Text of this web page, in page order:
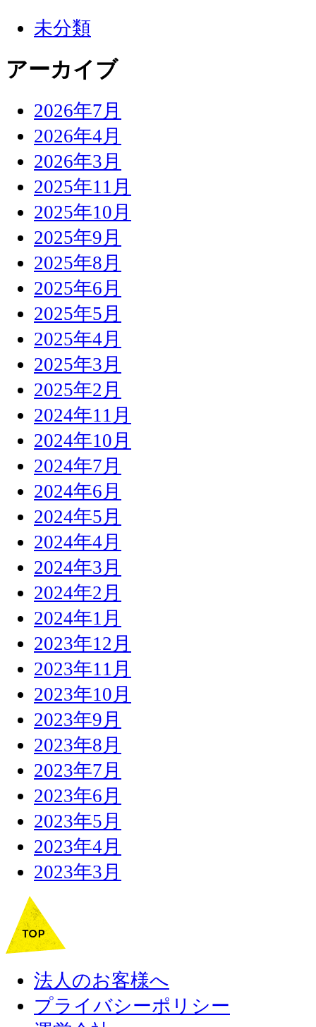
未分類
アーカイブ
2026年7月
2026年4月
2026年3月
2025年11月
2025年10月
2025年9月
2025年8月
2025年6月
2025年5月
2025年4月
2025年3月
2025年2月
2024年11月
2024年10月
2024年7月
2024年6月
2024年5月
2024年4月
2024年3月
2024年2月
2024年1月
2023年12月
2023年11月
2023年10月
2023年9月
2023年8月
2023年7月
2023年6月
2023年5月
2023年4月
2023年3月
法人のお客様へ
プライバシーポリシー